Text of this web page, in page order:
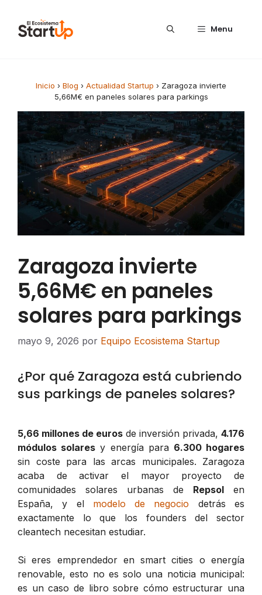
Menu
Inicio › Blog › Actualidad Startup › Zaragoza invierte
5,66M€ en paneles solares para parkings
Zaragoza invierte
5,66M€ en paneles
solares para parkings
mayo 9, 2026 por Equipo Ecosistema Startup
¿Por qué Zaragoza está cubriendo
sus parkings de paneles solares?
5,66 millones de euros de inversión privada, 4.176
módulos solares y energía para 6.300 hogares
sin coste para las arcas municipales. Zaragoza
acaba de activar el mayor proyecto de
comunidades solares urbanas de Repsol en
España, y el modelo de negocio detrás es
exactamente lo que los founders del sector
cleantech necesitan estudiar.
Si eres emprendedor en smart cities o energía
renovable, esto no es solo una noticia municipal:
es un caso de libro sobre cómo estructurar una